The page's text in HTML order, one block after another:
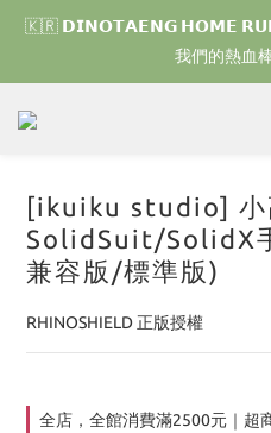
🇰🇷 𝗗𝗜𝗡𝗢𝗧𝗔𝗘𝗡𝗚 𝗛𝗢𝗠𝗘 𝗥𝗨𝗡
我們的熱血
🇰🇷 𝗗𝗜𝗡𝗢𝗧𝗔𝗘𝗡𝗚 𝗛𝗢𝗠𝗘 𝗥𝗨𝗡
我們的熱血
🇯🇵 𝗗𝗜𝗡𝗢𝗧𝗔𝗘𝗡𝗚 𝗢𝗡𝗘
🇰🇷 𝗗𝗜𝗡𝗢𝗧𝗔𝗘𝗡𝗚 𝗛𝗢𝗠𝗘 𝗥𝗨𝗡
我們的熱血
[ikuiku studio] 小
SolidSuit/SolidX
兼容版/標準版)
RHINOSHIELD 正版授權
全店，全館消費滿2500元｜超